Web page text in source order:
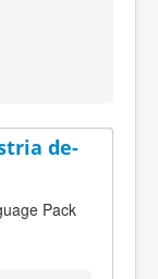
de-
Pack